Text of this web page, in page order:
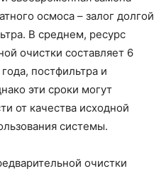
осмоса – залог долгой
В среднем, ресурс
очистки составляет 6
постфильтра и
эти сроки могут
от качества исходной
системы.
очистки